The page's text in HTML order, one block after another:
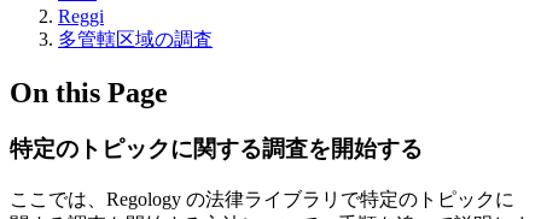
Reggi
多管轄区域の調査
On this Page
特定のトピックに関する調査を開始する
ここでは、Regology の法律ライブラリで特定のトピックに